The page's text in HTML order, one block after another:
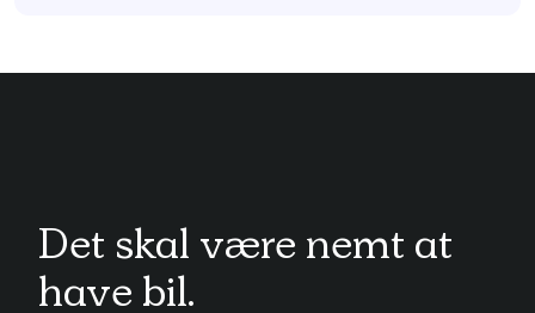
Det skal være nemt at
have bil.